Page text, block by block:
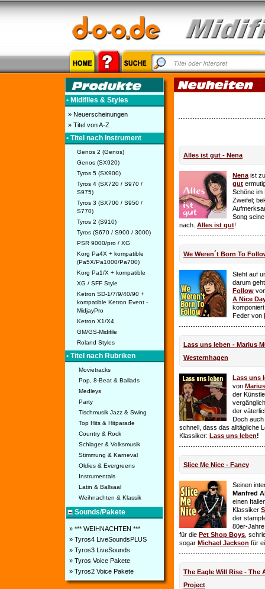
• Midifiles & Styles
» Neuerscheinungen
» Titel von A-Z
• Titel nach Instrument
Genos 2 (Genos)
Genos (SX920)
Tyros 5 (SX900)
Tyros 4 (SX720 / S970 /
S975)
Tyros 3 (SX700 / S950 /
S770)
Tyros 2 (S910)
Tyros (S670 / S900 / 3000)
PSR 9000/pro / XG
Korg Pa4X + kompatible
(Pa5X/Pa1000/Pa700)
Korg Pa1/X + kompatible
XG / SFF Style
Ketron SD-1/7/9/40/90 +
kompatible Ketron Event -
MidjayPro
Ketron X1/X4
GM/GS-Midifile
Roland Styles
• Titel nach Rubriken
Movietracks
Pop, 8-Beat & Ballads
Medleys
Party
Tischmusik Jazz & Swing
Top Hits & Hitparade
Country & Rock
Schlager & Volksmusik
Stimmung & Karneval
Oldies & Evergreens
Instrumentals
Latin & Ballsaal
Weihnachten & Klassik
Sounds/Pakete
» *** WEIHNACHTEN ***
» Tyros4 LiveSoundsPLUS
» Tyros3 LiveSounds
» Tyros Voice Pakete
» Tyros2 Voice Pakete
Alles ist gut - Nena
Nena ist
gut
Schöne im
Zweifel;
Song
nach. Alles ist gut!
We Weren´t Born To
Steht auf
darum
Follow
A Nice
Feder von
Lass uns leben - Marius
Westernhagen
Lass uns
von
der
der
Doch auch
schnell, dass das alltägliche
Klassiker: Lass uns leben!
Slice Me Nice - Fancy
Seinen
Manfred
einen
Klassiker
der
80er-
für die Pet Shop Boys ,
sogar Michael Jackson für
The Eagle Will Rise - The
Project